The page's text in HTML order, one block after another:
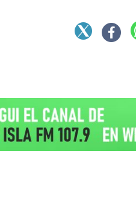
una supercomputadora reveló
Mundial 2026: los requisitos